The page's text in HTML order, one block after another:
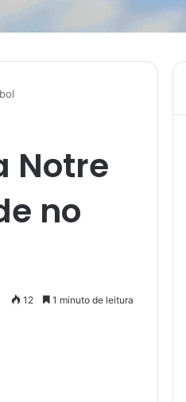
Notre
no
12 1 minuto de leitura